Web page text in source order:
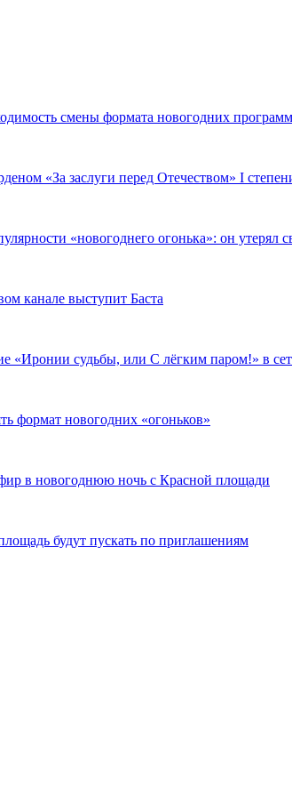
смены формата новогодних
«За заслуги перед Отечеством» I
«новогоднего огонька»: он утерял
канале выступит Баста
«Иронии судьбы, или С лёгким паром!» в
формат новогодних «огоньков»
в новогоднюю ночь с Красной площади
будут пускать по приглашениям